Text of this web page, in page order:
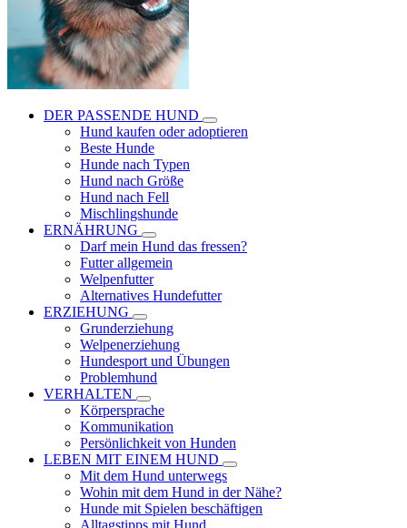
DER PASSENDE HUND
Hund kaufen oder adoptieren
Beste Hunde
Hunde nach Typen
Hund nach Größe
Hund nach Fell
Mischlingshunde
ERNÄHRUNG
Darf mein Hund das fressen?
Futter allgemein
Welpenfutter
Alternatives Hundefutter
ERZIEHUNG
Grunderziehung
Welpenerziehung
Hundesport und Übungen
Problemhund
VERHALTEN
Körpersprache
Kommunikation
Persönlichkeit von Hunden
LEBEN MIT EINEM HUND
Mit dem Hund unterwegs
Wohin mit dem Hund in der Nähe?
Hunde mit Spielen beschäftigen
Alltagstipps mit Hund